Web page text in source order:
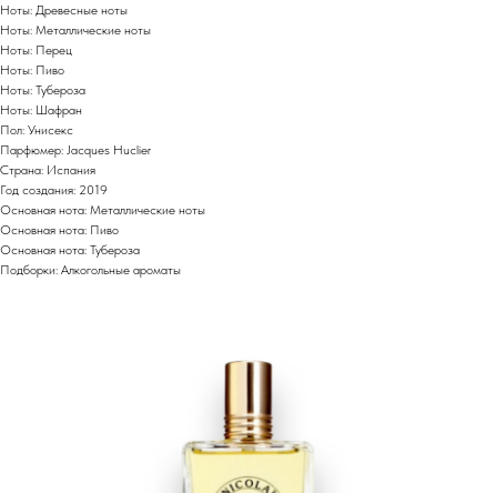
Ноты: Древесные ноты
Ноты: Металлические ноты
Ноты: Перец
Ноты: Пиво
Ноты: Тубероза
Ноты: Шафран
Пол: Унисекс
Парфюмер: Jacques Huclier
Страна: Испания
Год создания: 2019
Основная нота: Металлические ноты
Основная нота: Пиво
Основная нота: Тубероза
Подборки: Алкогольные ароматы